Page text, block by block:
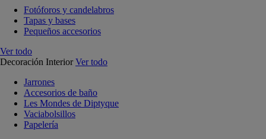
Fotóforos y candelabros
Tapas y bases
Pequeños accesorios
Ver todo
Decoración Interior Ver todo
Jarrones
Accesorios de baño
Les Mondes de Diptyque
Vaciabolsillos
Papelería